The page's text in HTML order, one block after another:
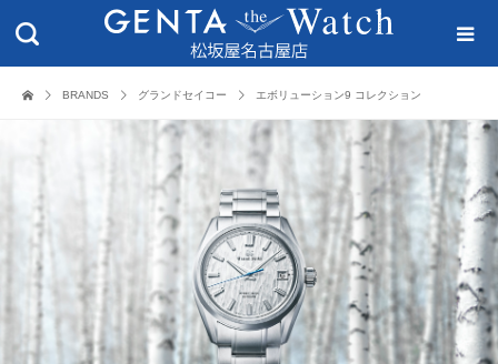
BRANDS グランドセイコー エボリューション9 コレクション